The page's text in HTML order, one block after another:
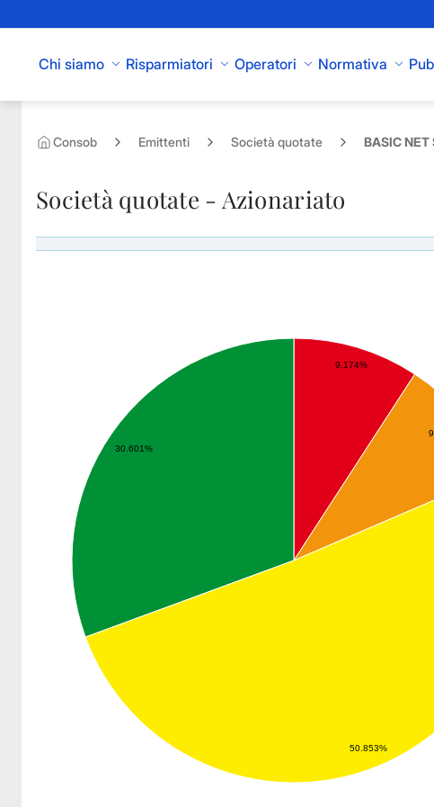
Chi siamo Risparmiatori Operatori Normativa
Consob Emittenti Società quotate BASIC
Società quotate - Azionariato
9.174%
30.601%
50.853%